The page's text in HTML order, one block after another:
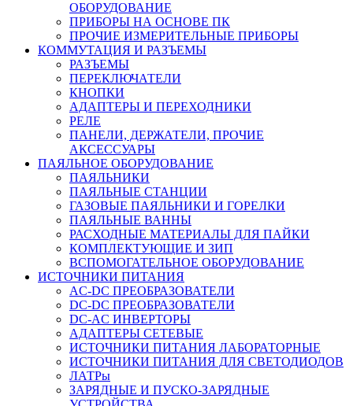
ОБОРУДОВАНИЕ
ПРИБОРЫ НА ОСНОВЕ ПК
ПРОЧИЕ ИЗМЕРИТЕЛЬНЫЕ ПРИБОРЫ
КОММУТАЦИЯ И РАЗЪЕМЫ
РАЗЪЕМЫ
ПЕРЕКЛЮЧАТЕЛИ
КНОПКИ
АДАПТЕРЫ И ПЕРЕХОДНИКИ
РЕЛЕ
ПАНЕЛИ, ДЕРЖАТЕЛИ, ПРОЧИЕ
АКСЕССУАРЫ
ПАЯЛЬНОЕ ОБОРУДОВАНИЕ
ПАЯЛЬНИКИ
ПАЯЛЬНЫЕ СТАНЦИИ
ГАЗОВЫЕ ПАЯЛЬНИКИ И ГОРЕЛКИ
ПАЯЛЬНЫЕ ВАННЫ
РАСХОДНЫЕ МАТЕРИАЛЫ ДЛЯ ПАЙКИ
КОМПЛЕКТУЮЩИЕ И ЗИП
ВСПОМОГАТЕЛЬНОЕ ОБОРУДОВАНИЕ
ИСТОЧНИКИ ПИТАНИЯ
AC-DC ПРЕОБРАЗОВАТЕЛИ
DC-DC ПРЕОБРАЗОВАТЕЛИ
DC-AC ИНВЕРТОРЫ
АДАПТЕРЫ СЕТЕВЫЕ
ИСТОЧНИКИ ПИТАНИЯ ЛАБОРАТОРНЫЕ
ИСТОЧНИКИ ПИТАНИЯ ДЛЯ СВЕТОДИОДОВ
ЛАТРы
ЗАРЯДНЫЕ И ПУСКО-ЗАРЯДНЫЕ